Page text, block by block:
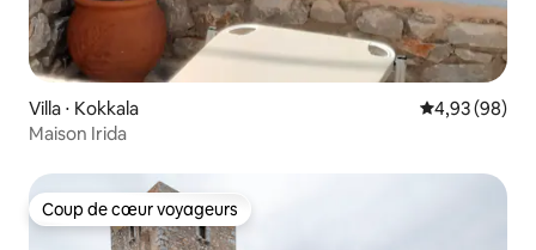
Villa ⋅ Kokkala Évaluation
4,93 (98)
Maison Irida
Coup de cœur voyageurs
Coup de cœur voyageurs